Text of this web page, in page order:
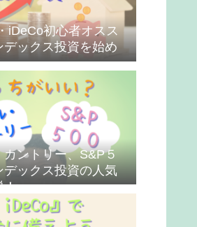
iDeCo初心者オスス
デックス投資を始め
カントリー、S&P５
デックス投資の人気
！